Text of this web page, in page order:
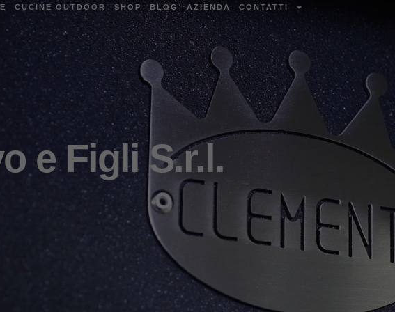
CUCINE OUTDOOR SHOP BLOG AZIENDA CONTATTI
e Figli S.r.l.